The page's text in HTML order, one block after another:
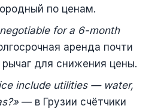
по ценам.
for a 6-month
аренда почти
рычаг для снижения цены.
include utilities — water,
— в Грузии счётчики